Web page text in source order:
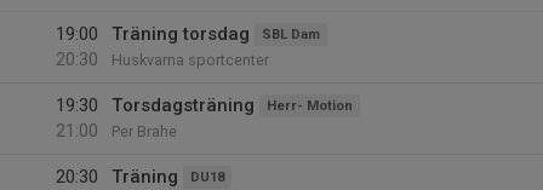
19:00
20:30
Träning torsdag SBL Dam
Huskvarna sportcenter
19:30
21:00
Torsdagsträning Herr- Motion
Per Brahe
20:30
Träning DU18